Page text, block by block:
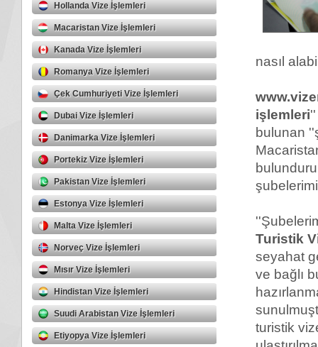
Hollanda Vize İşlemleri
Macaristan Vize İşlemleri
Kanada Vize İşlemleri
Romanya Vize İşlemleri
Çek Cumhuriyeti Vize İşlemleri
Dubai Vize İşlemleri
Danimarka Vize İşlemleri
Portekiz Vize İşlemleri
Pakistan Vize İşlemleri
Estonya Vize İşlemleri
Malta Vize İşlemleri
Norveç Vize İşlemleri
Mısır Vize İşlemleri
Hindistan Vize İşlemleri
Suudi Arabistan Vize İşlemleri
Etiyopya Vize İşlemleri
nasıl
işlemleri
bulunan
Turistik
seyahat
ve bağlı
turistik